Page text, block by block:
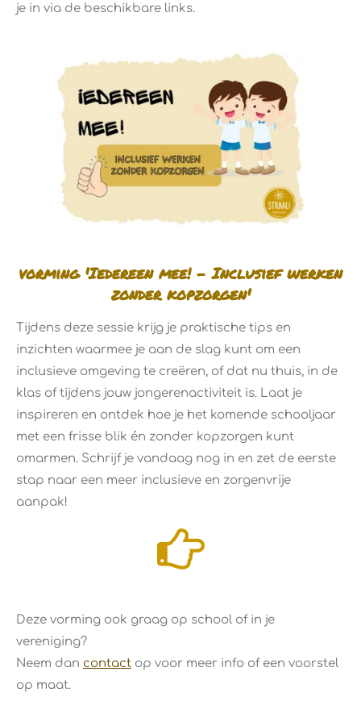
je in via de beschikbare links.
vorming 'Iedereen mee! - Inclusief werken
zonder kopzorgen'
Tijdens deze sessie krijg je praktische tips en
inzichten waarmee je aan de slag kunt om een
inclusieve omgeving te creëren, of dat nu thuis, in de
klas of tijdens jouw jongerenactiviteit is. Laat je
inspireren en ontdek hoe je het komende schooljaar
met een frisse blik én zonder kopzorgen kunt
omarmen. Schrijf je vandaag nog in en zet de eerste
stap naar een meer inclusieve en zorgenvrije
aanpak!
Deze vorming ook graag op school of in je
vereniging?
Neem dan contact op voor meer info of een voorstel
op maat.